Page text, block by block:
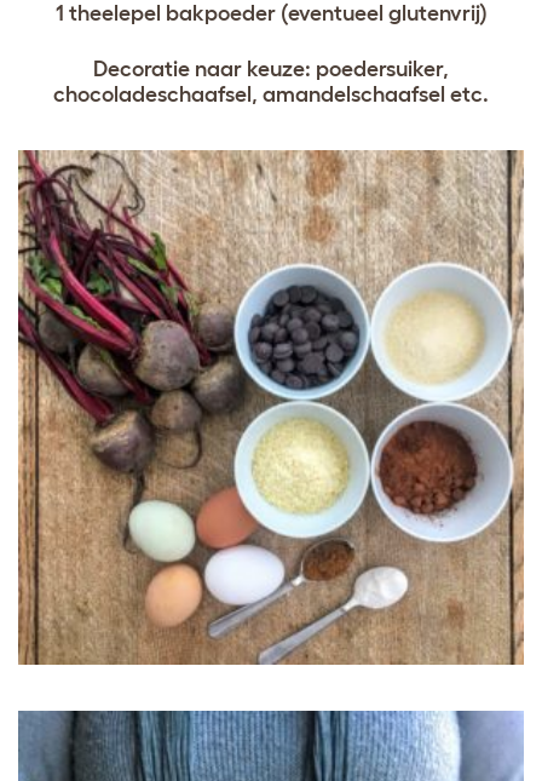
1 theelepel bakpoeder (eventueel glutenvrij)
Decoratie naar keuze: poedersuiker,
chocoladeschaafsel, amandelschaafsel etc.